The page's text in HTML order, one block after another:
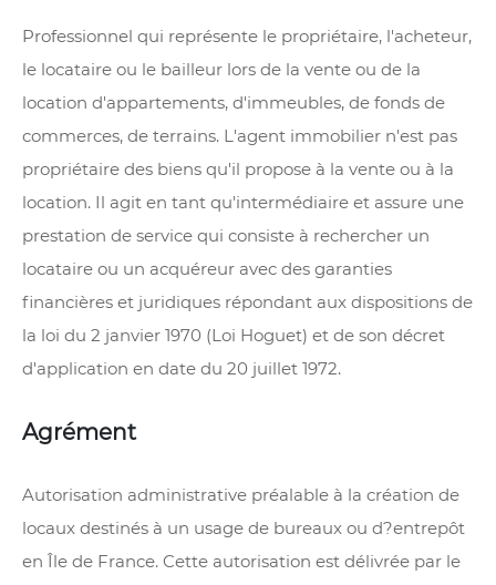
Professionnel qui représente le propriétaire, l'acheteur,
le locataire ou le bailleur lors de la vente ou de la
location d'appartements, d'immeubles, de fonds de
commerces, de terrains. L'agent immobilier n'est pas
propriétaire des biens qu'il propose à la vente ou à la
location. Il agit en tant qu'intermédiaire et assure une
prestation de service qui consiste à rechercher un
locataire ou un acquéreur avec des garanties
financières et juridiques répondant aux dispositions de
la loi du 2 janvier 1970 (Loi Hoguet) et de son décret
d'application en date du 20 juillet 1972.
Agrément
Autorisation administrative préalable à la création de
locaux destinés à un usage de bureaux ou d?entrepôt
en Île de France. Cette autorisation est délivrée par le